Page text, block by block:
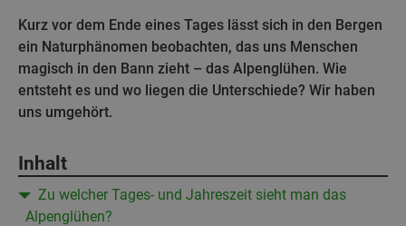
Kurz vor dem Ende eines Tages lässt sich in den Bergen
ein Naturphänomen beobachten, das uns Menschen
magisch in den Bann zieht – das Alpenglühen. Wie
entsteht es und wo liegen die Unterschiede? Wir haben
uns umgehört.
Inhalt
Zu welcher Tages- und Jahreszeit sieht man das
Alpenglühen?